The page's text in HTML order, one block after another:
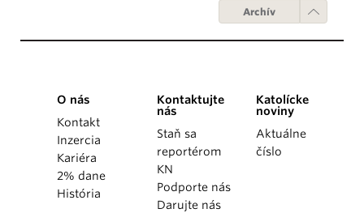
Archív
O nás
Kontakt
Inzercia
Kariéra
2% dane
História
Kontaktujte
nás
Staň sa
reportérom
KN
Podporte nás
Darujte nás
Katolícke
noviny
Aktuálne
číslo